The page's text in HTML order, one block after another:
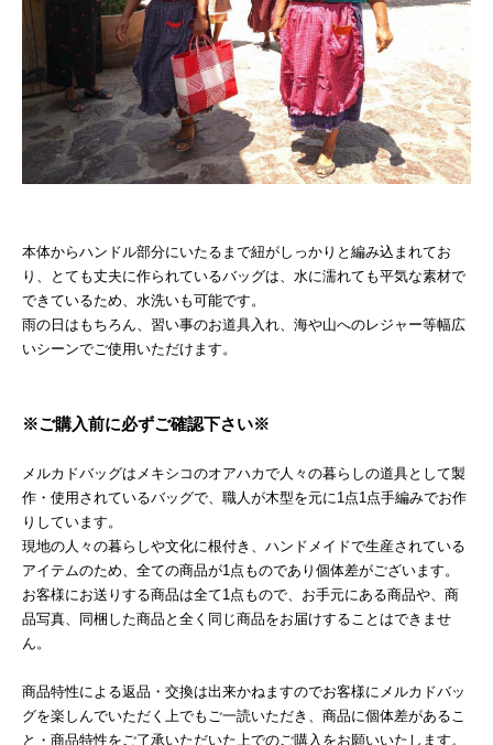
本体からハンドル部分にいたるまで紐がしっかりと編み込まれてお
り、とても丈夫に作られているバッグは、水に濡れても平気な素材で
できているため、水洗いも可能です。
雨の日はもちろん、習い事のお道具入れ、海や山へのレジャー等幅広
いシーンでご使用いただけます。
※ご購入前に必ずご確認下さい※
メルカドバッグはメキシコのオアハカで人々の暮らしの道具として製
作・使用されているバッグで、職人が木型を元に1点1点手編みでお作
りしています。
現地の人々の暮らしや文化に根付き、ハンドメイドで生産されている
アイテムのため、全ての商品が1点ものであり個体差がございます。
お客様にお送りする商品は全て1点もので、お手元にある商品や、商
品写真、同梱した商品と全く同じ商品をお届けすることはできませ
ん。
商品特性による返品・交換は出来かねますのでお客様にメルカドバッ
グを楽しんでいただく上でもご一読いただき、商品に個体差があるこ
と・商品特性をご了承いただいた上でのご購入をお願いいたします。